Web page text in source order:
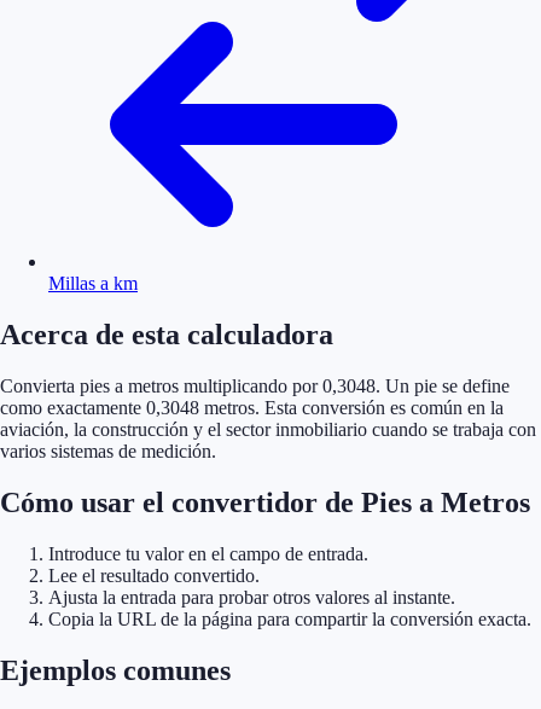
Millas a km
Acerca de esta calculadora
Convierta pies a metros multiplicando por 0,3048. Un pie se define
como exactamente 0,3048 metros. Esta conversión es común en la
aviación, la construcción y el sector inmobiliario cuando se trabaja con
varios sistemas de medición.
Cómo usar el convertidor de Pies a Metros
Introduce tu valor en el campo de entrada.
Lee el resultado convertido.
Ajusta la entrada para probar otros valores al instante.
Copia la URL de la página para compartir la conversión exacta.
Ejemplos comunes